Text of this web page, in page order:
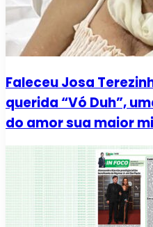
Faleceu Josa
querida “Vó Duh”,
do amor sua maior